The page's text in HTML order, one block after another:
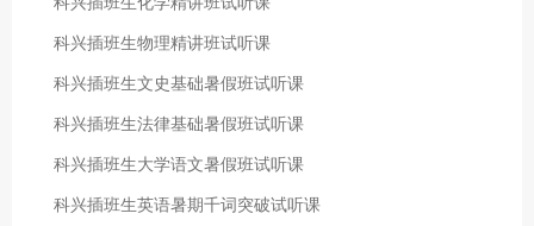
科兴插班生物理精讲班试听课
科兴插班生文史基础暑假班试听课
科兴插班生法律基础暑假班试听课
科兴插班生大学语文暑假班试听课
科兴插班生英语暑期千词突破试听课